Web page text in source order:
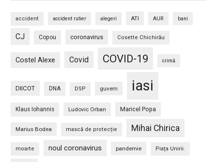
accident accident rutier alegeri ATI AUR bani
CJ Copou coronavirus Cosette Chichirău
Costel Alexe Covid COVID-19 crimă
DIICOT DNA DSP guvern iasi
Klaus Iohannis Ludovic Orban Maricel Popa
Marius Bodea mască de protecție Mihai Chirica
moarte noul coronavirus pandemie Piața Unirii.